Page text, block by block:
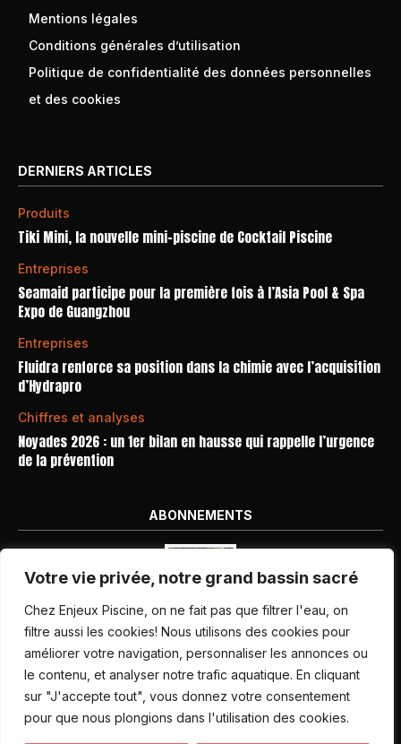
Votre vie privée, notre grand bassin sacré
Chez Enjeux Piscine, on ne fait pas que filtrer l'eau, on
filtre aussi les cookies! Nous utilisons des cookies pour
améliorer votre navigation, personnaliser les annonces ou
le contenu, et analyser notre trafic aquatique. En cliquant
sur "J'accepte tout", vous donnez votre consentement
pour que nous plongions dans l'utilisation des cookies.
Mentions légales
Conditions générales d’utilisation
Politique de confidentialité des données personnelles
et des cookies
DERNIERS ARTICLES
Produits
Tiki Mini, la nouvelle mini-piscine de Cocktail Piscine
Entreprises
Seamaid participe pour la première fois à l’Asia Pool & Spa
Expo de Guangzhou
Entreprises
Fluidra renforce sa position dans la chimie avec l’acquisition
d’Hydrapro
Chiffres et analyses
Noyades 2026 : un 1er bilan en hausse qui rappelle l’urgence
de la prévention
ABONNEMENTS
Nos dernières parutions
Abonnement magazine
Inscription newsletter